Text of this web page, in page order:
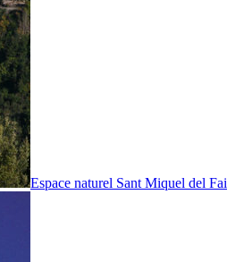
Espace naturel Sant Miquel del Fai